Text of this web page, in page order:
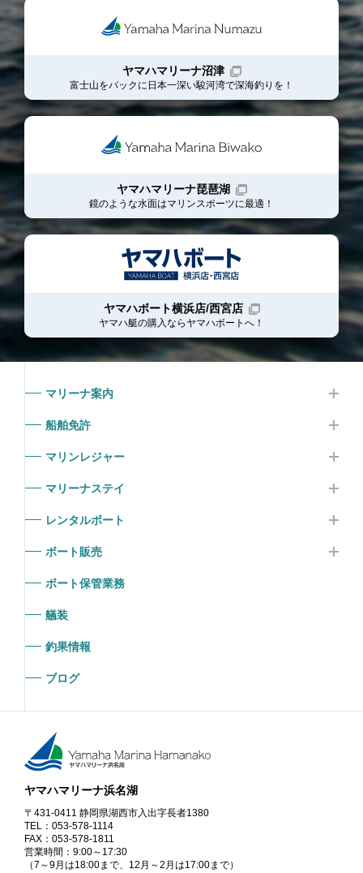
ヤマハマリーナ沼津
富士山をバックに日本一深い駿河湾で深海釣りを！
ヤマハマリーナ琵琶湖
鏡のような水面はマリンスポーツに最適！
ヤマハボート横浜店/西宮店
ヤマハ艇の購入ならヤマハボート へ！
マリーナ案内
船舶免許
マリンレジャー
マリーナステイ
レンタルボート
ボート販売
ボート保管業務
艤装
釣果情報
ブログ
ヤマハマリーナ浜名湖
〒431-0411 静岡県湖西市入出字長者1380
TEL：053-578-1114
FAX：053-578-1811
営業時間：9:00～17:30
（7～9月は18:00まで、12月～2月は17:00まで）